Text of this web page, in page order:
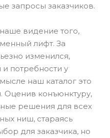
запросы заказчиков.
видение того,
лифт. За
изменился,
потребности у
наш каталог это
Оценив конъюнктуру,
решения для всех
ниш, стараясь
для заказчика, но